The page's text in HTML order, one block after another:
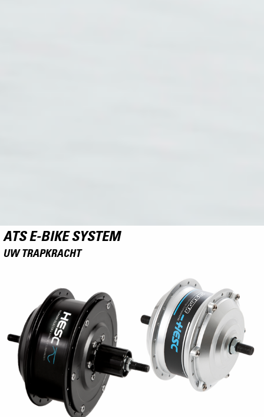
ATS E-BIKE SYSTEM
UW TRAPKRACHT